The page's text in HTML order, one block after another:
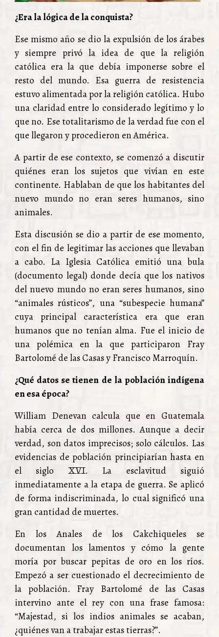
¿Era la lógica de la conquista?
Ese mismo año se dio la expulsión de los árabes
y siempre privó la idea de que la religión
católica era la que debía imponerse sobre el
resto del mundo. Esa guerra de resistencia
estuvo alimentada por la religión católica. Hubo
una claridad entre lo considerado legítimo y lo
que no. Ese totalitarismo de la verdad fue con el
que llegaron y procedieron en América.
A partir de ese contexto, se comenzó a discutir
quiénes eran los sujetos que vivían en este
continente. Hablaban de que los habitantes del
nuevo mundo no eran seres humanos, sino
animales.
Esta discusión se dio a partir de ese momento,
con el fin de legitimar las acciones que llevaban
a cabo. La Iglesia Católica emitió una bula
(documento legal) donde decía que los nativos
del nuevo mundo no eran seres humanos, sino
“animales rústicos”, una “subespecie humana”
cuya principal característica era que eran
humanos que no tenían alma. Fue el inicio de
una polémica en la que participaron Fray
Bartolomé de las Casas y Francisco Marroquín.
¿Qué datos se tienen de la población indígena
en esa época?
William Denevan calcula que en Guatemala
había cerca de dos millones. Aunque a decir
verdad, son datos imprecisos; solo cálculos. Las
evidencias de población principiarían hasta en
el siglo XVI. La esclavitud siguió
inmediatamente a la etapa de guerra. Se aplicó
de forma indiscriminada, lo cual significó una
gran cantidad de muertes.
En los Anales de los Cakchiqueles se
documentan los lamentos y cómo la gente
moría por buscar pepitas de oro en los ríos.
Empezó a ser cuestionado el decrecimiento de
la población. Fray Bartolomé de las Casas
intervino ante el rey con una frase famosa:
“Majestad, si los indios animales se acaban,
¿quiénes van a trabajar estas tierras?”.